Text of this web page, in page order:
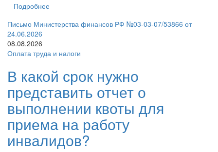
Подробнее
Письмо Министерства финансов РФ №03-03-07/53866 от
24.06.2026
08.08.2026
Оплата труда и налоги
В какой срок нужно
представить отчет о
выполнении квоты для
приема на работу
инвалидов?